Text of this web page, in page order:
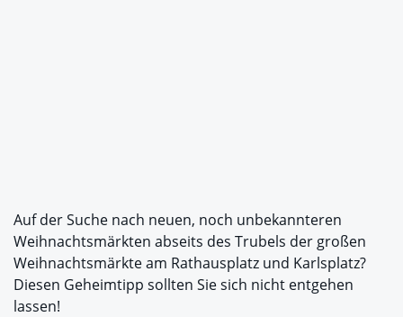
Auf der Suche nach neuen, noch unbekannteren
Weihnachtsmärkten abseits des Trubels der großen
Weihnachtsmärkte am Rathausplatz und Karlsplatz?
Diesen Geheimtipp sollten Sie sich nicht entgehen
lassen!